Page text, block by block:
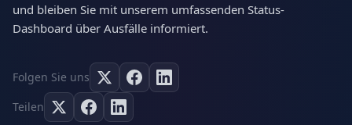
und bleiben Sie mit unserem umfassenden Status-
Dashboard über Ausfälle informiert.
Folgen Sie uns
Teilen